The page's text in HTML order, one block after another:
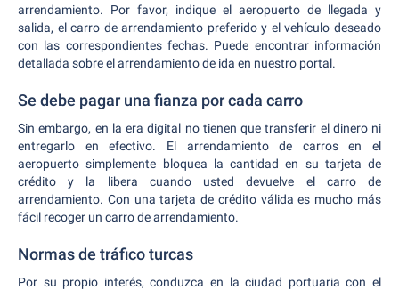
arrendamiento. Por favor, indique el aeropuerto de llegada y
salida, el carro de arrendamiento preferido y el vehículo deseado
con las correspondientes fechas. Puede encontrar información
detallada sobre el arrendamiento de ida en nuestro portal.
Se debe pagar una fianza por cada carro
Sin embargo, en la era digital no tienen que transferir el dinero ni
entregarlo en efectivo. El arrendamiento de carros en el
aeropuerto simplemente bloquea la cantidad en su tarjeta de
crédito y la libera cuando usted devuelve el carro de
arrendamiento. Con una tarjeta de crédito válida es mucho más
fácil recoger un carro de arrendamiento.
Normas de tráfico turcas
Por su propio interés, conduzca en la ciudad portuaria con el